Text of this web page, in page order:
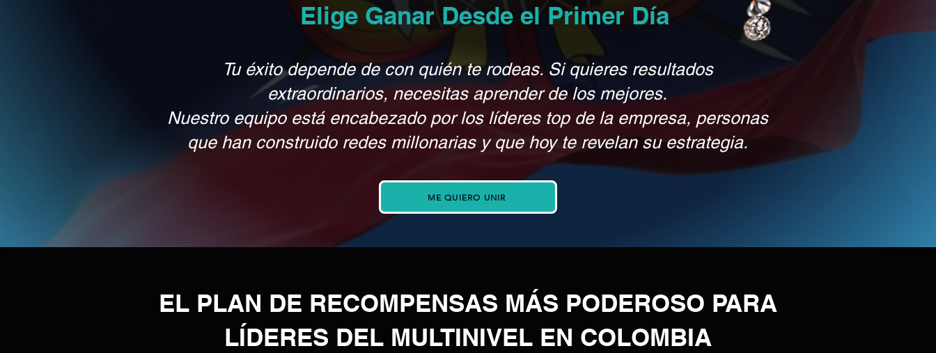
Elige Ganar Desde el Primer Día
Tu éxito depende de con quién te rodeas. Si quieres resultados
extraordinarios, necesitas aprender de los mejores.
Nuestro equipo está encabezado por los líderes top de la empresa, personas
que han construido redes millonarias y que hoy te revelan su estrategia.
ME QUIERO UNIR
EL PLAN DE RECOMPENSAS MÁS PODEROSO PARA
LÍDERES DEL MULTINIVEL EN COLOMBIA